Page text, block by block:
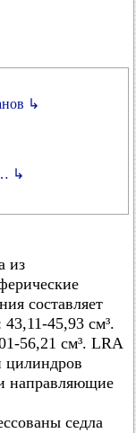
↳
↳
из
составляет
45,93 см³.
56,21 см³. LRA
цилиндров
направляющие
седла